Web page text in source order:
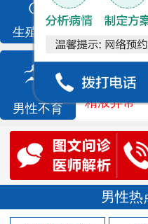
生殖感染 尿相关
男性不育
死精
精液异常
男性热